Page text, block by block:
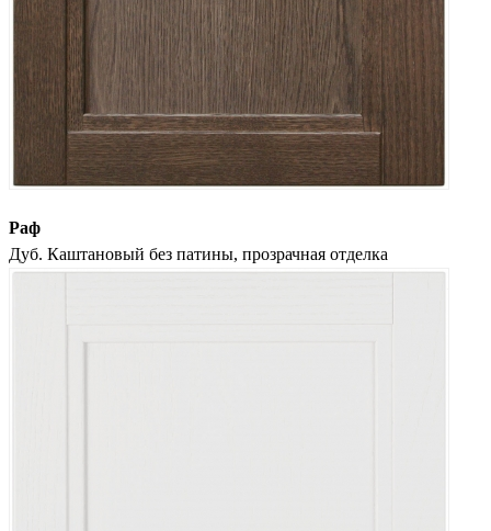
Раф
Дуб. Каштановый без патины, прозрачная отделка